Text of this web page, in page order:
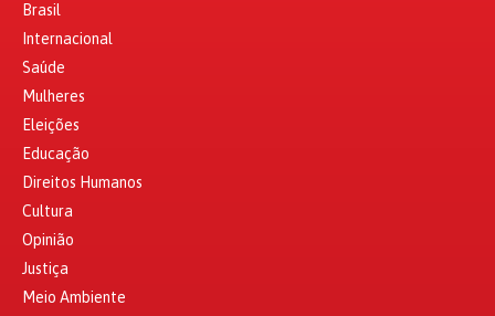
Brasil
Internacional
Saúde
Mulheres
Eleições
Educação
Direitos Humanos
Cultura
Opinião
Justiça
Meio Ambiente